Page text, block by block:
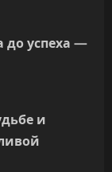
до успеха —
и